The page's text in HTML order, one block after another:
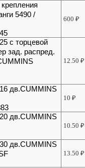
5490 /
600₽
с торцевой
зад. распред.
12.50₽
дв.CUMMINS
10₽
дв.CUMMINS
10.50₽
дв.CUMMINS
13.50₽